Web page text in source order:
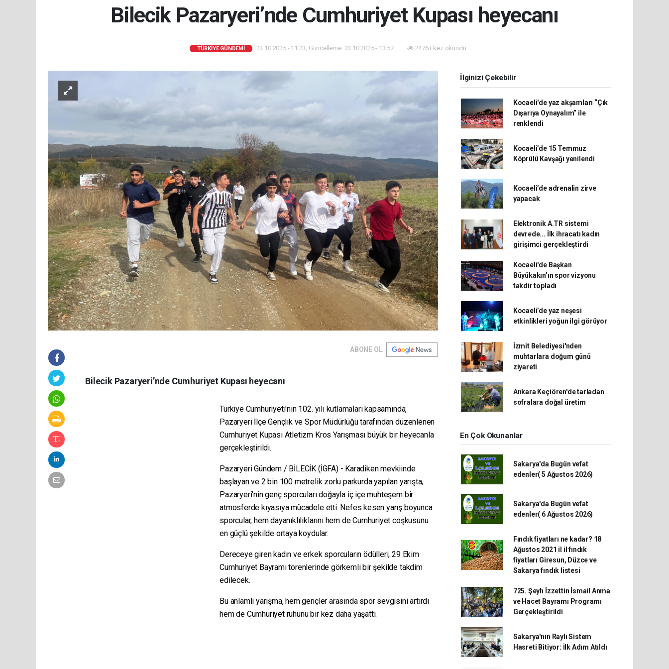
Bilecik Pazaryeri’nde Cumhuriyet Kupası heyecanı
TÜRKİYE GÜNDEMİ 23.10.2025 - 11:23, Güncelleme: 23.10.2025 - 13:57 2476+ kez okundu.
ABONE OL
Bilecik Pazaryeri’nde Cumhuriyet Kupası heyecanı
Türkiye Cumhuriyeti'nin 102. yılı kutlamaları kapsamında,
Pazaryeri İlçe Gençlik ve Spor Müdürlüğü tarafından düzenlenen
Cumhuriyet Kupası Atletizm Kros Yarışması büyük bir heyecanla
gerçekleştirildi.
Pazaryeri Gündem / BİLECİK (İGFA) - Karadiken mevkiinde
başlayan ve 2 bin 100 metrelik zorlu parkurda yapılan yarışta,
Pazaryeri’nin genç sporcuları doğayla iç içe muhteşem bir
atmosferde kıyasıya mücadele etti. Nefes kesen yarış boyunca
sporcular, hem dayanıklılıklarını hem de Cumhuriyet coşkusunu
en güçlü şekilde ortaya koydular.
Dereceye giren kadın ve erkek sporcuların ödülleri, 29 Ekim
Cumhuriyet Bayramı törenlerinde görkemli bir şekilde takdim
edilecek.
Bu anlamlı yarışma, hem gençler arasında spor sevgisini artırdı
hem de Cumhuriyet ruhunu bir kez daha yaşattı.
İlginizi Çekebilir
Kocaeli'de yaz akşamları “Çık
Dışarıya Oynayalım” ile
renklendi
Kocaeli’de 15 Temmuz
Köprülü Kavşağı yenilendi
Kocaeli’de adrenalin zirve
yapacak
Elektronik A.TR sistemi
devrede... İlk ihracatı kadın
girişimci gerçekleştirdi
Kocaeli'de Başkan
Büyükakın’ın spor vizyonu
takdir topladı
Kocaeli’de yaz neşesi
etkinlikleri yoğun ilgi görüyor
İzmit Belediyesi'nden
muhtarlara doğum günü
ziyareti
Ankara Keçiören'de tarladan
sofralara doğal üretim
En Çok Okunanlar
Sakarya'da Bugün vefat
edenler( 5 Ağustos 2026)
Sakarya'da Bugün vefat
edenler( 6 Ağustos 2026)
Fındık fiyatları ne kadar? 18
Ağustos 2021 il il fındık
fiyatları Giresun, Düzce ve
Sakarya fındık listesi
725. Şeyh İzzettin İsmail Anma
ve Hacet Bayramı Programı
Gerçekleştirildi
Sakarya'nın Raylı Sistem
Hasreti Bitiyor: İlk Adım Atıldı